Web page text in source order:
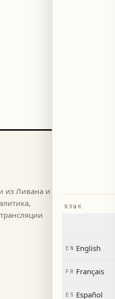
из Ливана и
٢٠٢٦
→
Мир
ЯЗЫК
EN English
FR Français
ES Español